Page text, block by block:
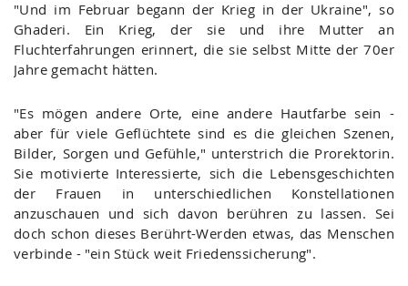
"Und im Februar begann der Krieg in der Ukraine", so
Ghaderi. Ein Krieg, der sie und ihre Mutter an
Fluchterfahrungen erinnert, die sie selbst Mitte der 70er
Jahre gemacht hätten.
"Es mögen andere Orte, eine andere Hautfarbe sein -
aber für viele Geflüchtete sind es die gleichen Szenen,
Bilder, Sorgen und Gefühle," unterstrich die Prorektorin.
Sie motivierte Interessierte, sich die Lebensgeschichten
der Frauen in unterschiedlichen Konstellationen
anzuschauen und sich davon berühren zu lassen. Sei
doch schon dieses Berührt-Werden etwas, das Menschen
verbinde - "ein Stück weit Friedenssicherung".